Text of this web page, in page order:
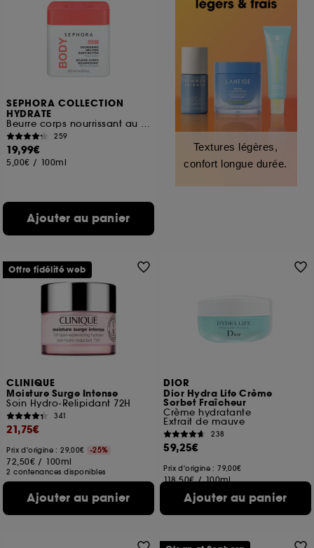
SEPHORA COLLECTION
HYDRATE
Beurre corps nourrissant au Beurre de karité
259
19,99€
5,00€ / 100ml
Ajouter au panier
Textures légères,
confort longue durée.
CLINIQUE
Moisture Surge Intense
Soin Hydro-Relipidant 72H
341
21,75€
Prix d'origine : 29,00€ -25%
72,50€ / 100ml
2 contenances disponibles
Ajouter au panier
Offre fidélité web
DIOR
Dior Hydra Life Crème
Sorbet Fraîcheur
Crème hydratante
Extrait de mauve
238
59,25€
Prix d'origine : 79,00€
118,50€ /100ml
Ajouter au panier